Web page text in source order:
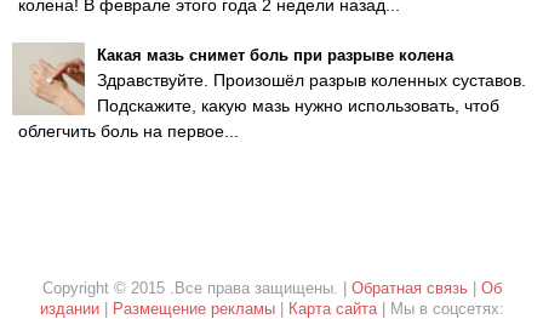
колена! В феврале этого года 2 недели назад...
Какая мазь снимет боль при разрыве колена
Здравствуйте. Произошёл разрыв коленных суставов.
Подскажите, какую мазь нужно использовать, чтоб
облегчить боль на первое...
Copyright © 2015 .Все права защищены. | Обратная связь| Об
издании| Размещение рекламы| Карта сайта| Мы в соцсетях: